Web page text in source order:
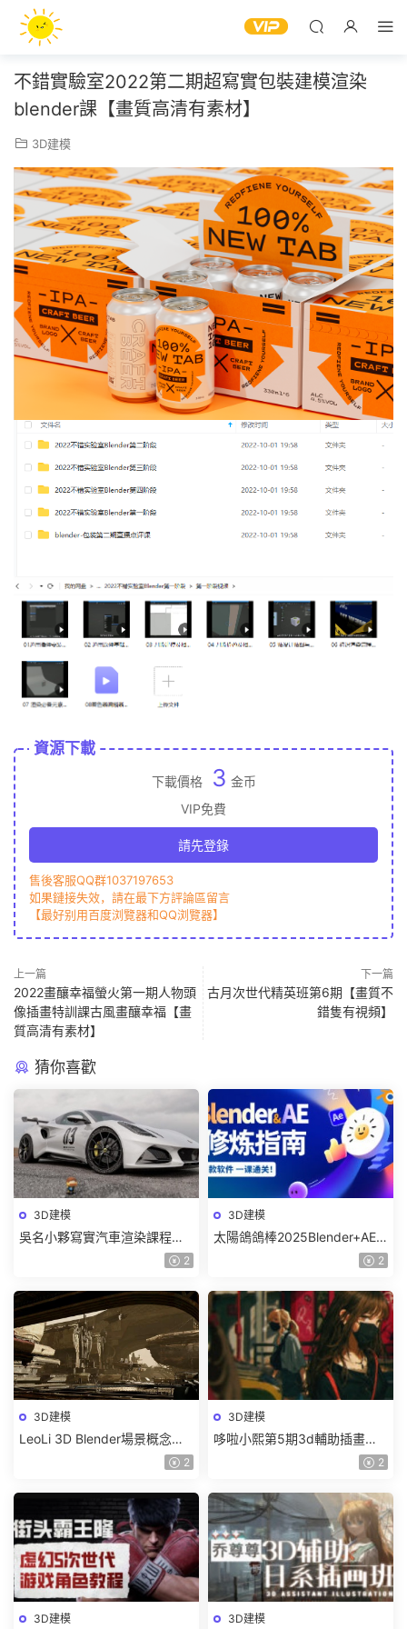
不錯實驗室2022第二期超寫實包裝建模渲染
blender課【畫質高清有素材】
3D建模
資源下載
下載價格 3 金币
VIP免費
請先登錄
售後客服QQ群1037197653
如果鏈接失效，請在最下方評論區留言
【最好别用百度浏覽器和QQ浏覽器】
上一篇
2022畫釀幸福螢火第一期人物頭
像插畫特訓課古風畫釀幸福【畫
質高清有素材】
下一篇
古月次世代精英班第6期【畫質不
錯隻有視頻】
猜你喜歡
3D建模
吳名小夥寫實汽車渲染課程
2025年結課C4D+OC【畫質高
2
3D建模
太陽鴿鴿棒2025Blender+AE
超級修煉指南【畫質高清有部2
3D建模
LeoLi 3D Blender場景概念設
計班第6期2023年【畫質高清2
3D建模
哆啦小熙第5期3d輔助插畫班
2023年【畫質不錯有大部分素
2
3D建模 3D建模